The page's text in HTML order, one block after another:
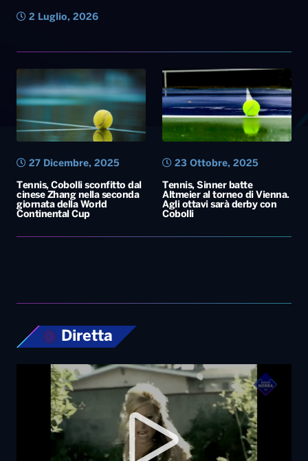
2 Luglio, 2026
Tennis, Cobolli sconfitto dal
cinese Zhang nella seconda
giornata della World
Continental Cup
27 Dicembre, 2025
Tennis, Sinner batte
Altmeier al torneo di Vienna.
Agli ottavi sarà derby con
Cobolli
23 Ottobre, 2025
Diretta